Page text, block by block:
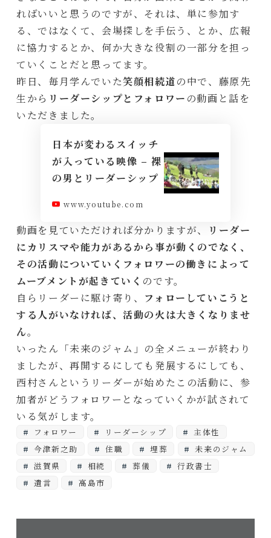
ればいいと思うのですが、それは、単に参加す
る、ではなくて、会場探しを手伝う、とか、広報
に協力するとか、何か大きな役割の一部分を担っ
ていくことだと思ってます。
昨日、毎月学んでいた笑顔相続道の中で、藤原先
生から リーダーシップとフォロワー の動画と話を
いただきました。
日本が変わるスイッチ
が入っている映像 – 裸
の男とリーダーシップ
www.youtube.com
動画を見ていただければ分かりますが、
リーダー
にカリスマや能力があるから事が動くのでなく、
その活動についていくフォロワーの働きによって
ムーブメントが起きていく のです。
自らリーダーに駆け寄り、 フォローしていこうと
する人がいなければ、活動の火は大きくなりませ
ん。
いったん「未来のジャム」の全メニューが終わり
ましたが、再開するにしても発展するにしても、
西村さんというリーダーが始めたこの活動に、参
加者がどうフォロワーとなっていくかが試されて
いる気がします。
フォロワー リーダーシップ
主体性
今津新之助
住職 埋葬
未来のジャム
滋賀県
相続 葬儀
行政書士
遺言
高島市